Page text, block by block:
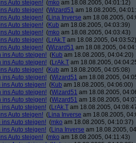
Auto steigen! (mko am 18.08.2005, 04:01:12)
Auto steigen! (Wizard51 am 18.08.2005,
Auto steigen! (Lina Inverse am 18.08.2005,
Auto steigen! (Kub am 18.08.2005, 04:03:39)
Auto steigen! (mko am 18.08.2005, 04:03:43)
Auto steigen! (LrAk.T am 18.08.2005, 04:03:52)
Auto steigen! (Wizard51 am 18.08.2005,
ins Auto steigen! (Kub am 18.08.2005, 04:04:20)
ins Auto steigen! (LrAk.T am 18.08.2005,
Auto steigen! (Kub am 18.08.2005, 04:05:08)
ins Auto steigen! (Wizard51 am 18.08.2005,
Auto steigen! (Kub am 18.08.2005, 04:06:00)
ins Auto steigen! (Wizard51 am 18.08.2005,
ins Auto steigen! (Wizard51 am 18.08.2005,
Auto steigen! (LrAk.T am 18.08.2005,
Auto steigen! (Lina Inverse am 18.08.2005,
Auto steigen! (mko am 18.08.2005, 04:10:37)
Auto steigen! (Lina Inverse am 18.08.2005,
Auto steigen! (mko am 18.08.2005, 04:11:43)